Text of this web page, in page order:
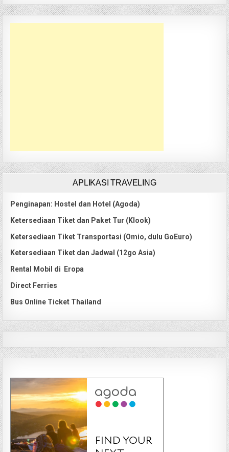
APLIKASI TRAVELING
Penginapan: Hostel dan Hotel (Agoda)
Ketersediaan Tiket dan Paket Tur (Klook)
Ketersediaan Tiket Transportasi (Omio, dulu GoEuro)
Ketersediaan Tiket dan Jadwal (12go Asia)
Rental Mobil di Eropa
Direct Ferries
Bus Online Ticket Thailand